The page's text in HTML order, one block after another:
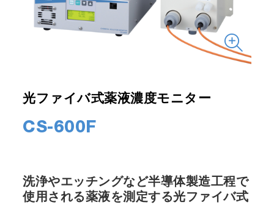
光ファイバ式薬液濃度モニター
CS-600F
洗浄やエッチングなど半導体製造工程で
使用される薬液を測定する光ファイバ式